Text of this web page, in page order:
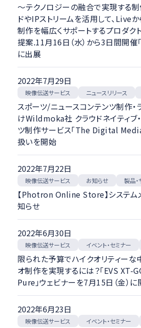
～テクノロジーの融合で実現する
ドやIPストリームを活用して、Live
制作を幅広くサポートするプロダク
提案.11月16日（水）から3日間開催
に出展
2022年7月29日
映像伝送サービス ニュースリリース
スポーツ/ニュースコンテンツ制作・
けWildmoka社 クラウドネイティブ
ツ制作サービス「The Digital
扱いを開始
2022年7月22日
映像伝送サービス お知らせ 製品・
【Photron Online Store】システム
知らせ
2022年6月30日
映像伝送サービス イベント・セミナー
限られた予算でハイクオリティー
オ制作を実現するには？「EVS
Pure」ウェビナーを7月15日（金）に
2022年6月23日
映像伝送サービス イベント・セミナー